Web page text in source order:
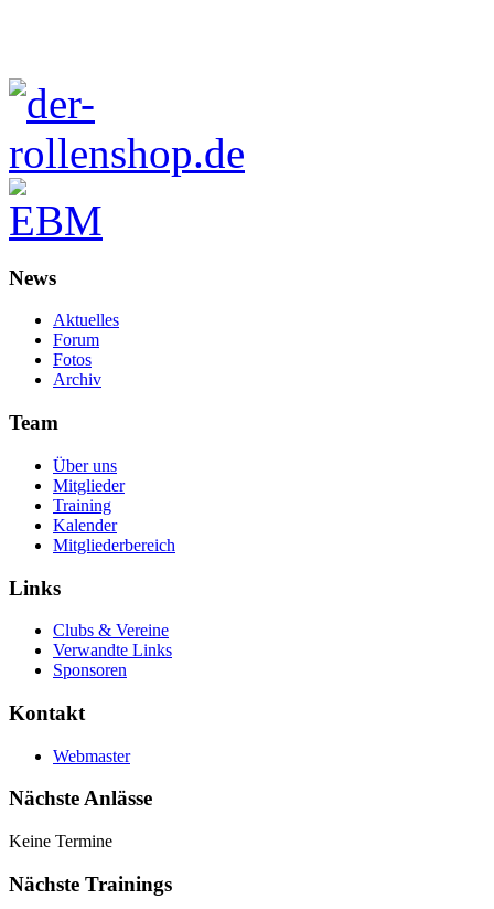
News
Aktuelles
Forum
Fotos
Archiv
Team
Über uns
Mitglieder
Training
Kalender
Mitgliederbereich
Links
Clubs & Vereine
Verwandte Links
Sponsoren
Kontakt
Webmaster
Nächste Anlässe
Keine Termine
Nächste Trainings